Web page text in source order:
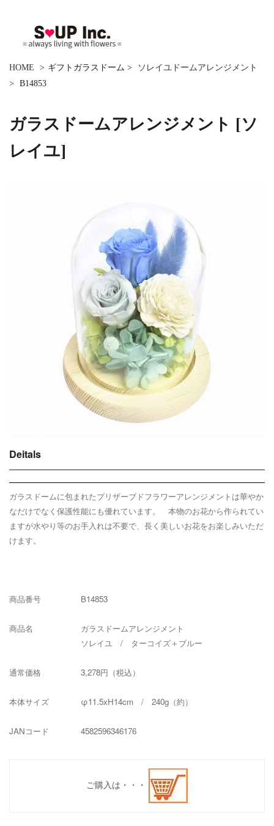
HOME > ギフトガラスドーム >
ソレイユドームアレンジメント
>
B14853
ガラスドームアレンジメント [ソ
レイユ]
Deitals
ガラスドームに包まれたプリザーブドフラワーアレンジメントは華やか
なだけでなく保護性能にも優れています。 本物のお花から作られてい
ますが水やり等のお手入れは不要で、長く美しいお花をお楽しみいただ
けます。
商品番号 B14853
商品名 ガラスドームアレンジメント
ソレイユ / ターコイズ＋ブルー
通常価格 3,278円（税込）
本体サイズ φ11.5xH14cm / 240g（約）
JANコード 4582596346176
ご購入は・・・